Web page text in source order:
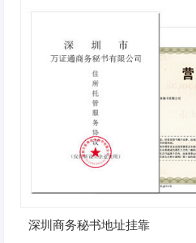
深圳商务秘书地址挂靠